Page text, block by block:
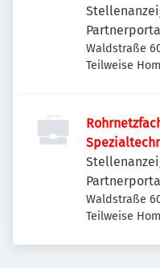
Waldstraße
Teilweise
Waldstraße
Teilweise